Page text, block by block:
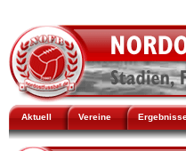
Aktuell Vereine